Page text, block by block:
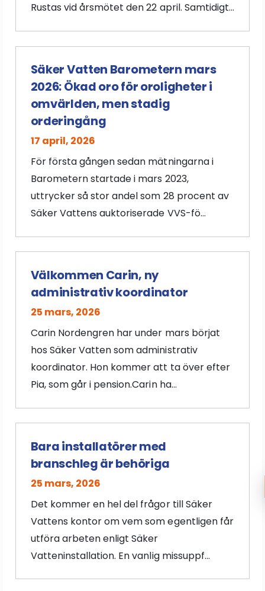
Rustas vid årsmötet den 22 april. Samtidigt...
17 april, 2026
Säker Vatten Barometern mars
2026: Ökad oro för oroligheter i
omvärlden, men stadig
orderingång
För första gången sedan mätningarna i
Barometern startade i mars 2023,
uttrycker så stor andel som 28 procent av
Säker Vattens auktoriserade VVS-fö...
25 mars, 2026
Välkommen Carin, ny
administrativ koordinator
Carin Nordengren har under mars börjat
hos Säker Vatten som administrativ
koordinator. Hon kommer att ta över efter
Pia, som går i pension.Carin ha...
25 mars, 2026
Bara installatörer med
branschleg är behöriga
Det kommer en hel del frågor till Säker
Vattens kontor om vem som egentligen får
utföra arbeten enligt Säker
Vatteninstallation. En vanlig missuppf...